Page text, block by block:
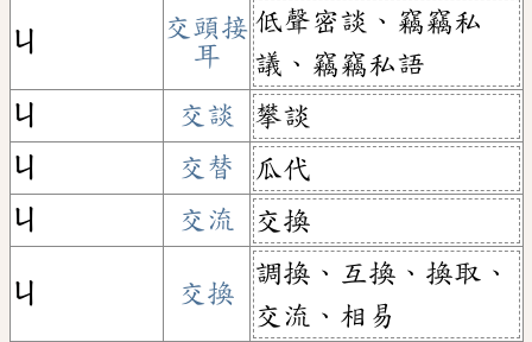
ㄐ
交頭接
耳
低聲密談、竊竊私
議、竊竊私語
ㄐ
交談
攀談
ㄐ
交替
瓜代
ㄐ
交流 交換
ㄐ 交換
調換、互換、換取、
交流、相易